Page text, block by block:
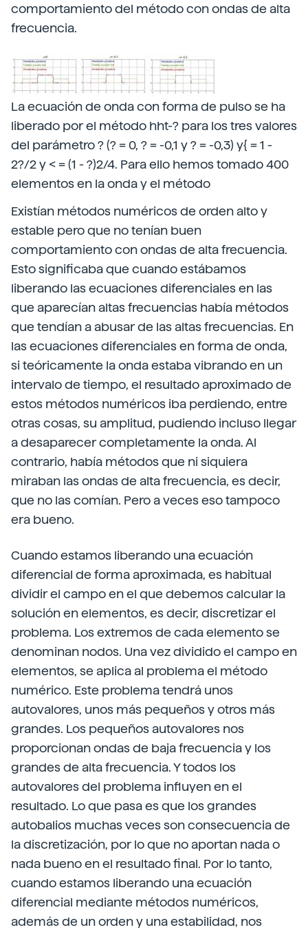
comportamiento del método con ondas de alta
frecuencia.
La ecuación de onda con forma de pulso se ha
liberado por el método hht-? para los tres valores
del parámetro ? (? = 0, ? = -0,1 y ? = -0,3) y{ = 1 -
2?/2 y < = (1 - ?)2/4. Para ello hemos tomado 400
elementos en la onda y el método
Existían métodos numéricos de orden alto y
estable pero que no tenían buen
comportamiento con ondas de alta frecuencia.
Esto significaba que cuando estábamos
liberando las ecuaciones diferenciales en las
que aparecían altas frecuencias había métodos
que tendían a abusar de las altas frecuencias. En
las ecuaciones diferenciales en forma de onda,
si teóricamente la onda estaba vibrando en un
intervalo de tiempo, el resultado aproximado de
estos métodos numéricos iba perdiendo, entre
otras cosas, su amplitud, pudiendo incluso llegar
a desaparecer completamente la onda. Al
contrario, había métodos que ni siquiera
miraban las ondas de alta frecuencia, es decir,
que no las comían. Pero a veces eso tampoco
era bueno.
Cuando estamos liberando una ecuación
diferencial de forma aproximada, es habitual
dividir el campo en el que debemos calcular la
solución en elementos, es decir, discretizar el
problema. Los extremos de cada elemento se
denominan nodos. Una vez dividido el campo en
elementos, se aplica al problema el método
numérico. Este problema tendrá unos
autovalores, unos más pequeños y otros más
grandes. Los pequeños autovalores nos
proporcionan ondas de baja frecuencia y los
grandes de alta frecuencia. Y todos los
autovalores del problema influyen en el
resultado. Lo que pasa es que los grandes
autobalios muchas veces son consecuencia de
la discretización, por lo que no aportan nada o
nada bueno en el resultado final. Por lo tanto,
cuando estamos liberando una ecuación
diferencial mediante métodos numéricos,
además de un orden y una estabilidad, nos